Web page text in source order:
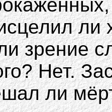
ли
зрение
Нет.
ли